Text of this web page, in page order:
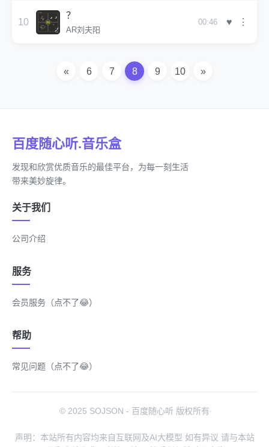
10
？
AR刘夫阳
00:46 ♥ ⋮
« 6 7 8 9 10 »
百度随心听.音乐盒
发现和欣赏优质音乐的最佳平台，为每一刻生活
带来美妙旋律。
关于我们
公司介绍
服务
会员服务（点不了😂）
帮助
常见问题（点不了😂）
© 2025 SOJSON - 百度随心听 版权所有
声明：本站所有内容均来自互联网及AI大模型 如有异议 请与本站